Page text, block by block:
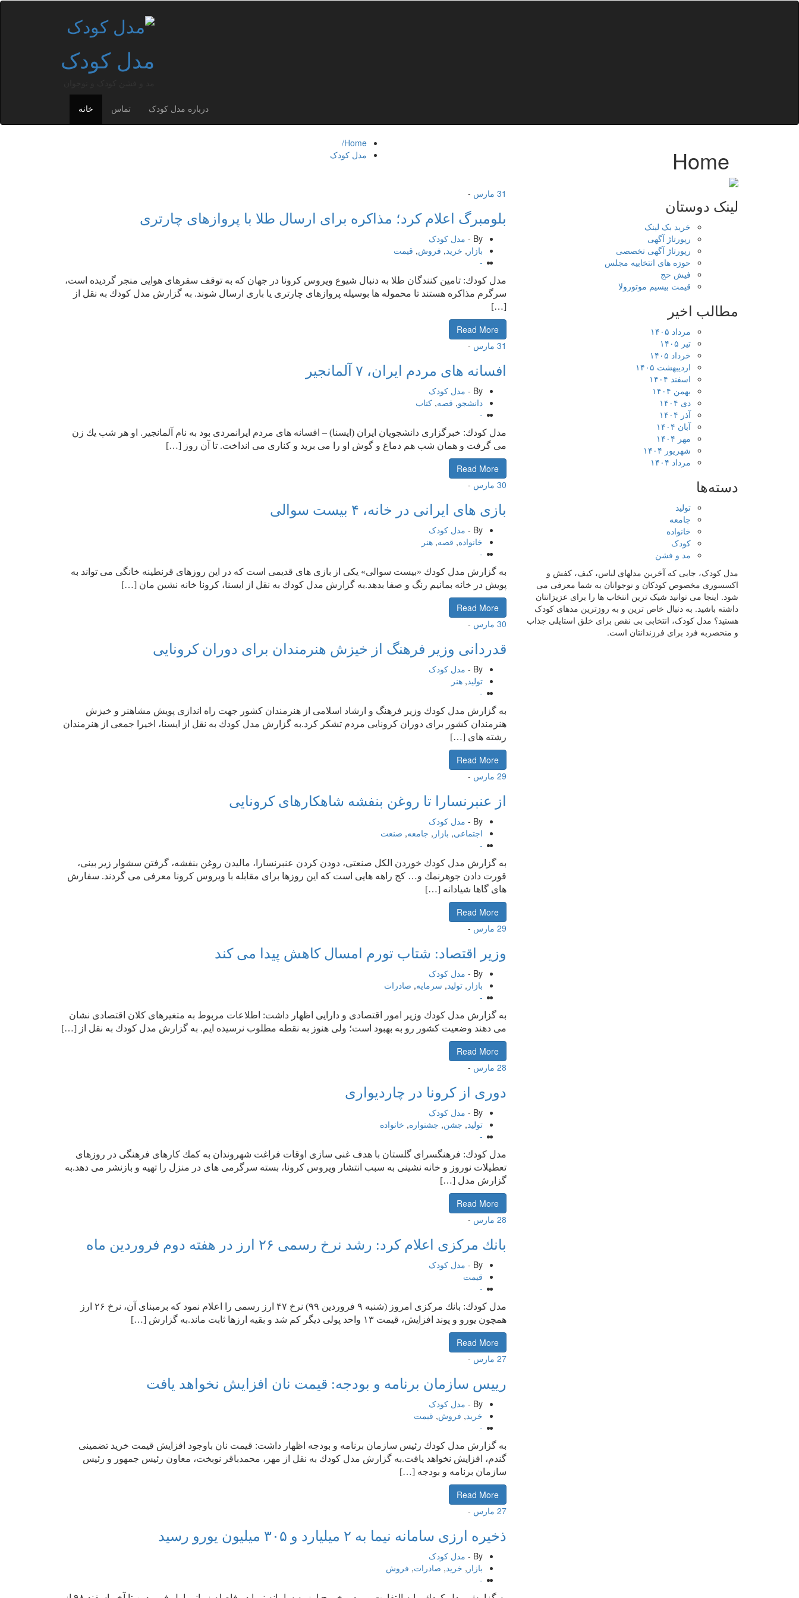
مدل کودک
خانه تماس درباره مدل کودک
Home/
مدل کودک
Home
31 مارس -
بلومبرگ اعلام كرد؛ مذاكره برای ارسال طلا با پروازهای چارتری
By -
مدل کودک
بازار , خرید, فروش, قیمت
-
مدل كودك: تامین كنندگان طلا به دنبال شیوع ویروس كرونا در جهان كه به توقف سفرهای هوایی منجر گردیده است،
سرگرم مذاكره هستند تا محموله ها بوسیله پروازهای چارتری یا باری ارسال شوند. به گزارش مدل كودك به نقل از
[…]
Read More
31 مارس -
افسانه های مردم ایران، ۷ آلمانجیر
By -
مدل کودک
دانشجو, قصه, كتاب
-
مدل كودك: خبرگزاری دانشجویان ایران (ایسنا) – افسانه های مردم ایرانمردی بود به نام آلمانجیر. او هر شب یك زن
می گرفت و همان شب هم دماغ و گوش او را می برید و كناری می انداخت. تا آن روز […]
Read More
30 مارس -
بازی های ایرانی در خانه، ۴ بیست سوالی
By -
مدل کودک
خانواده, قصه, هنر
-
به گزارش مدل كودك «بیست سوالی» یكی از بازی های قدیمی است كه در این روزهای قرنطینه خانگی می تواند به
پویش در خانه بمانیم رنگ و صفا بدهد.به گزارش مدل كودك به نقل از ایسنا، كرونا خانه نشین مان […]
Read More
30 مارس -
قدردانی وزیر فرهنگ از خیزش هنرمندان برای دوران كرونایی
By -
مدل کودک
تولید, هنر
-
به گزارش مدل كودك وزیر فرهنگ و ارشاد اسلامی از هنرمندان كشور جهت راه اندازی پویش مشاهنر و خیزش
هنرمندان كشور برای دوران كرونایی مردم تشكر كرد.به گزارش مدل كودك به نقل از ایسنا، اخیرا جمعی از هنرمندان
رشته های […]
Read More
29 مارس -
از عنبرنسارا تا روغن بنفشه شاهكارهای كرونایی
By -
مدل کودک
اجتماعی, بازار , جامعه, صنعت
-
به گزارش مدل كودك خوردن الكل صنعتی، دودن كردن عنبرنسارا، مالیدن روغن بنفشه، گرفتن سشوار زیر بینی،
قورت دادن جوهرنمك و… كج راهه هایی است كه این روزها برای مقابله با ویروس كرونا معرفی می گردند. سفارش
های گاها شیادانه […]
Read More
29 مارس -
وزیر اقتصاد: شتاب تورم امسال كاهش پیدا می كند
By -
مدل کودک
بازار , تولید, سرمایه, صادرات
-
به گزارش مدل كودك وزیر امور اقتصادی و دارایی اظهار داشت: اطلاعات مربوط به متغیرهای كلان اقتصادی نشان
می دهند وضعیت كشور رو به بهبود است؛ ولی هنوز به نقطه مطلوب نرسیده ایم. به گزارش مدل كودك به نقل از […]
Read More
28 مارس -
دوری از كرونا در چاردیواری
By -
مدل کودک
تولید, جشن, جشنواره, خانواده
-
مدل كودك: فرهنگسرای گلستان با هدف غنی سازی اوقات فراغت شهروندان به كمك كارهای فرهنگی در روزهای
تعطیلات نوروز و خانه نشینی به سبب انتشار ویروس كرونا، بسته سرگرمی های در منزل را تهیه و بازنشر می دهد.به
گزارش مدل […]
Read More
28 مارس -
بانك مركزی اعلام كرد: رشد نرخ رسمی ۲۶ ارز در هفته دوم فروردین ماه
By -
مدل کودک
قیمت
-
مدل كودك: بانك مركزی امروز (شنبه ۹ فروردین ۹۹) نرخ ۴۷ ارز رسمی را اعلام نمود كه برمبنای آن، نرخ ۲۶ ارز
همچون یورو و پوند افزایش، قیمت ۱۳ واحد پولی دیگر كم شد و بقیه ارزها ثابت ماند.به گزارش […]
Read More
27 مارس -
رییس سازمان برنامه و بودجه: قیمت نان افزایش نخواهد یافت
By -
مدل کودک
خرید, فروش, قیمت
-
به گزارش مدل كودك رئیس سازمان برنامه و بودجه اظهار داشت: قیمت نان باوجود افزایش قیمت خرید تضمینی
گندم، افزایش نخواهد یافت.به گزارش مدل كودك به نقل از مهر، محمدباقر نوبخت، معاون رئیس جمهور و رئیس
سازمان برنامه و بودجه […]
Read More
27 مارس -
ذخیره ارزی سامانه نیما به ۲ میلیارد و ۳۰۵ میلیون یورو رسید
By -
مدل کودک
بازار , خرید, صادرات, فروش
-
لینک دوستان
خرید بک لینک
رپورتاژ آگهی
رپورتاژ آگهی تخصصی
حوزه های انتخابیه مجلس
فیش حج
قیمت بیسیم موتورولا
مطالب اخیر
مرداد ۱۴۰۵
تیر ۱۴۰۵
خرداد ۱۴۰۵
اردیبهشت ۱۴۰۵
اسفند ۱۴۰۴
بهمن ۱۴۰۴
دی ۱۴۰۴
آذر ۱۴۰۴
آبان ۱۴۰۴
مهر ۱۴۰۴
شهریور ۱۴۰۴
مرداد ۱۴۰۴
دسته‌ها
تولید
جامعه
خانواده
کودک
مد و فشن
مدل کودک، جایی که آخرین مدلهای لباس، کیف، کفش و
اکسسوری مخصوص کودکان و نوجوانان به شما معرفی می
شود. اینجا می توانید شیک ترین انتخاب ها را برای عزیزانتان
داشته باشید. به دنبال خاص ترین و به روزترین مدهای کودک
هستید؟ مدل کودک، انتخابی بی نقص برای خلق استایلی جذاب
و منحصربه فرد برای فرزندانتان است.